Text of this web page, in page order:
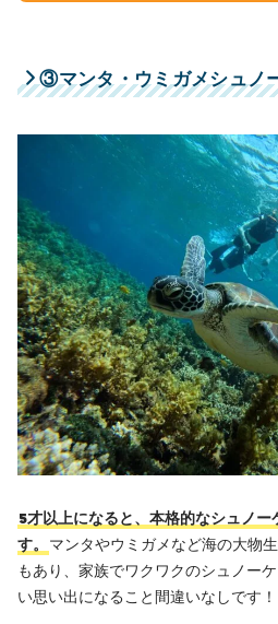
③マンタ・ウミガメシュノ
5才以上になると、本格的なシュノ
す。 マンタやウミガメなど海の大物
もあり、家族でワクワクのシュノー
い思い出になること間違いなしです！